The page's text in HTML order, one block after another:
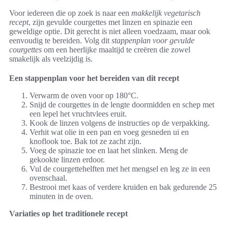
Voor iedereen die op zoek is naar een makkelijk vegetarisch
recept, zijn gevulde courgettes met linzen en spinazie een
geweldige optie. Dit gerecht is niet alleen voedzaam, maar ook
eenvoudig te bereiden. Volg dit stappenplan voor gevulde
courgettes om een heerlijke maaltijd te creëren die zowel
smakelijk als veelzijdig is.
Een stappenplan voor het bereiden van dit recept
Verwarm de oven voor op 180°C.
Snijd de courgettes in de lengte doormidden en schep met
een lepel het vruchtvlees eruit.
Kook de linzen volgens de instructies op de verpakking.
Verhit wat olie in een pan en voeg gesneden ui en
knoflook toe. Bak tot ze zacht zijn.
Voeg de spinazie toe en laat het slinken. Meng de
gekookte linzen erdoor.
Vul de courgettehelften met het mengsel en leg ze in een
ovenschaal.
Bestrooi met kaas of verdere kruiden en bak gedurende 25
minuten in de oven.
Variaties op het traditionele recept